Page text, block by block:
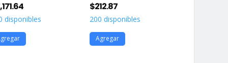
disponibles
$212.87
200 disponibles
Agregar